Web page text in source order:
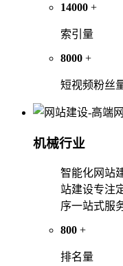
14000 +
索引量
8000 +
短视频粉丝
机械行业
智能化网站
站建设专注
序一站式服
800 +
排名量